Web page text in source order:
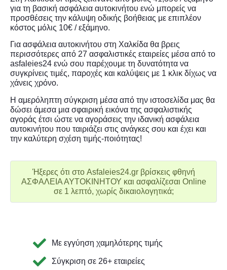
για τη βασική ασφάλεια αυτοκινήτου ενώ μπορείς να
προσθέσεις την κάλυψη οδικής βοήθειας με επιπλέον
κόστος μόλις 10€ / εξάμηνο.
Για ασφάλεια αυτοκινήτου στη Χαλκίδα θα βρεις
περισσότερες από 27 ασφαλιστικές εταιρείες μέσα από το
asfaleies24 ενώ σου παρέχουμε τη δυνατότητα να
συγκρίνεις τιμές, παροχές και καλύψεις με 1 κλικ δίχως να
χάνεις χρόνο.
Η αμερόληπτη σύγκριση μέσα από την ιστοσελίδα μας θα
δώσει άμεσα μια σφαιρική εικόνα της ασφαλιστικής
αγοράς έτσι ώστε να αγοράσεις την ιδανική ασφάλεια
αυτοκινήτου που ταιριάζει στις ανάγκες σου και έχει και
την καλύτερη σχέση τιμής-ποιότητας!
Ήξερες ότι στο Asfaleies24.gr βρίσκεις φθηνή
ΑΣΦΑΛΕΙΑ ΑΥΤΟΚΙΝΗΤΟΥ και ασφαλίζεσαι Online
σε 1 λεπτό, χωρίς δικαιολογητικά;
Με εγγύηση χαμηλότερης τιμής
Σύγκριση σε 26+ εταιρείες